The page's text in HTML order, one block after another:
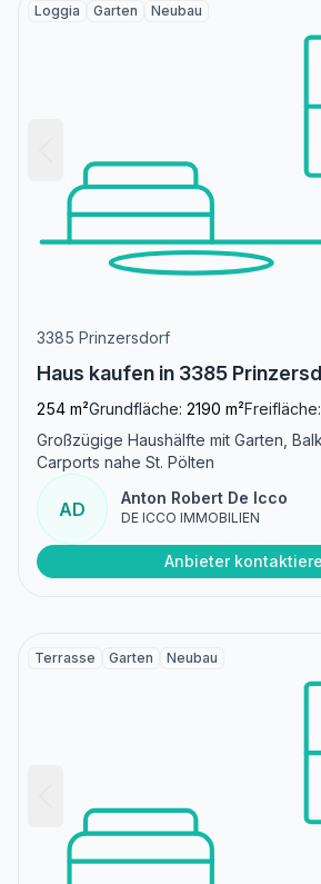
Loggia Garten Neubau
3385 Prinzersdorf
Haus kaufen in 3385
254 m²Grundfläche: 2190 m²Freifläche:
Großzügige Haushälfte mit Garten,
Carports nahe St. Pölten
AD
Anton Robert De Icco
DE ICCO IMMOBILIEN
Anbieter
Terrasse Garten Neubau